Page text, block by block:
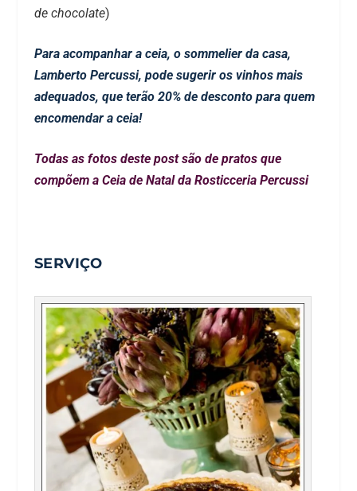
de chocolate)
Para acompanhar a ceia, o sommelier da casa,
Lamberto Percussi, pode sugerir os vinhos mais
adequados, que terão 20% de desconto para quem
encomendar a ceia!
Todas as fotos deste post são de pratos que
compõem a Ceia de Natal da Rosticceria Percussi
SERVIÇO